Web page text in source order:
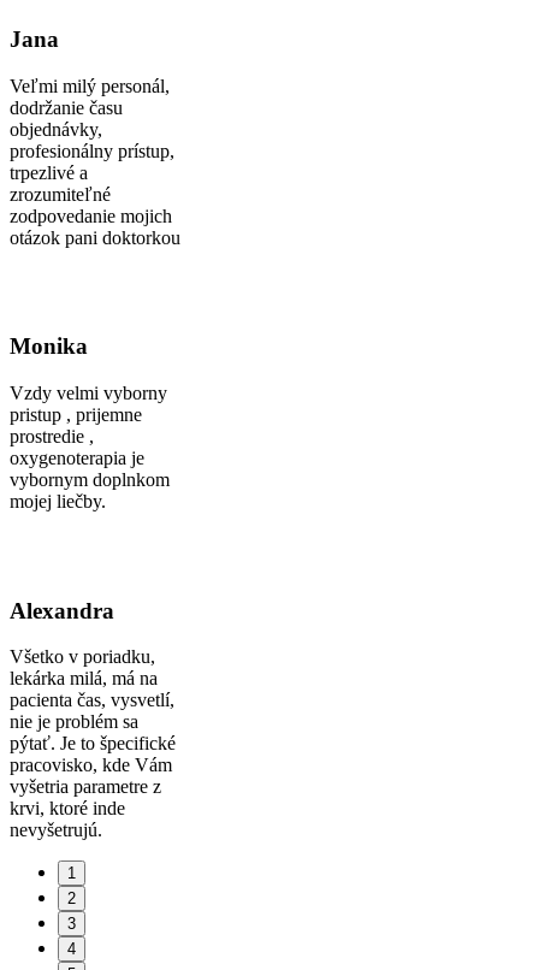
Jana
Veľmi milý personál,
dodržanie času
objednávky,
profesionálny prístup,
trpezlivé a
zrozumiteľné
zodpovedanie mojich
otázok pani doktorkou
Monika
Vzdy velmi vyborny
pristup , prijemne
prostredie ,
oxygenoterapia je
vybornym doplnkom
mojej liečby.
Alexandra
Všetko v poriadku,
lekárka milá, má na
pacienta čas, vysvetlí,
nie je problém sa
pýtať. Je to špecifické
pracovisko, kde Vám
vyšetria parametre z
krvi, ktoré inde
nevyšetrujú.
1
2
3
4